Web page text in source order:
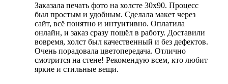
Заказала печать фото на холсте 30х90. Процесс
был простым и удобным. Сделала макет через
сайт, всё понятно и интуитивно. Оплатила
онлайн, и заказ сразу пошёл в работу. Доставили
вовремя, холст был качественный и без дефектов.
Очень порадовала цветопередача. Отлично
смотрится на стене! Рекомендую всем, кто любит
яркие и стильные вещи.